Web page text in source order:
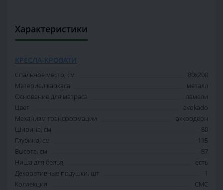
Характеристики
КРЕСЛА-КРОВАТИ
Спальное место, см
80х200
Материал каркаса
металл
Основание для матраса
ламели
Цвет
avokado
Механизм трансформации
аккордеон
Ширина, см
80
Глубина, см
115
Высота, см
87
Ниша для белья
есть
Декоративные подушки, шт
1
Коллекция
СМС